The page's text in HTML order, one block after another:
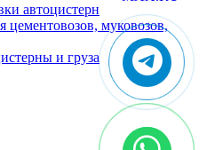
автоцистерн
цементовозов, муковозов,
и груза